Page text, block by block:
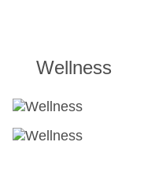
Wellness